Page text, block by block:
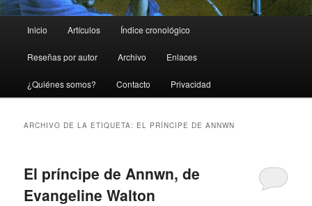
principal
Inicio Artículos Índice cronológico
Reseñas por autor Archivo Enlaces
¿Quiénes somos? Contacto Privacidad
ARCHIVO DE LA ETIQUETA: EL PRÍNCIPE DE ANNWN
El príncipe de Annwn, de
Evangeline Walton